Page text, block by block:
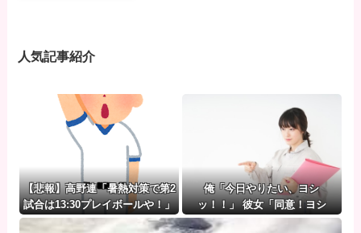
人気記事紹介
【悲報】高野連「暑熱対策で第2
試合は13:30プレイボールや！」
俺「今日やりたい、ヨシ
ッ！！」 彼女「同意！ヨシ
ッ！」 俺＆彼女「ご安全